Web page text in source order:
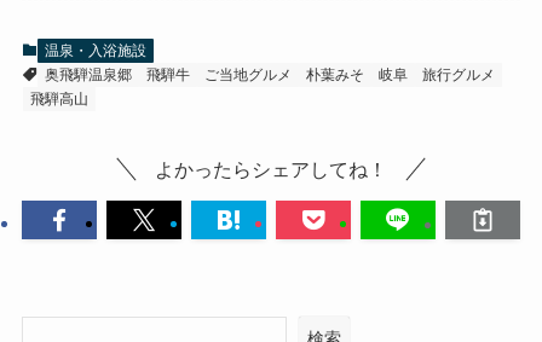
温泉・入浴施設
奥飛騨温泉郷
飛騨牛 ご当地グルメ 朴葉みそ 岐阜
旅行グルメ
飛騨高山
よかったらシェアしてね！
検索